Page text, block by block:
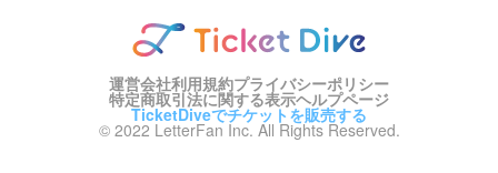
運営会社利用規約プライバシーポリシー
特定商取引法に関する表示ヘルプページ
TicketDiveでチケットを販売する
© 2022 LetterFan Inc. All Rights Reserved.